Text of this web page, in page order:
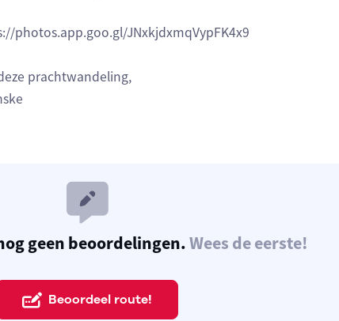
photos.app.goo.gl/JNxkjdxmqVypFK4x9
prachtwandeling,
geen beoordelingen.Wees de eerste!
Beoordeel route!